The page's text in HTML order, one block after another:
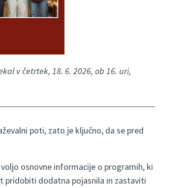
v četrtek, 18. 6. 2026, ob 16. uri,
poti, zato je ključno, da se pred
osnovne informacije o programih, ki
pridobiti dodatna pojasnila in zastaviti